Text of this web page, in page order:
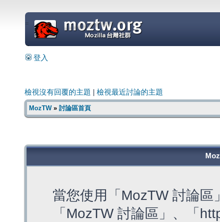
=
登入
檢視沒有回覆的主題 檢視最近討論的主題
MozTW» 討論區首頁
當您使用「MozTW 討論
「MozTW 討論區」、「